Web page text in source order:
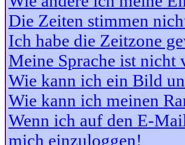
Die Zeiten stimmen
Ich habe die Zeitzone
Meine Sprache ist nicht
Wie kann ich ein Bild
Wie kann ich meinen
Wenn ich auf den E-
mich einzuloggen!